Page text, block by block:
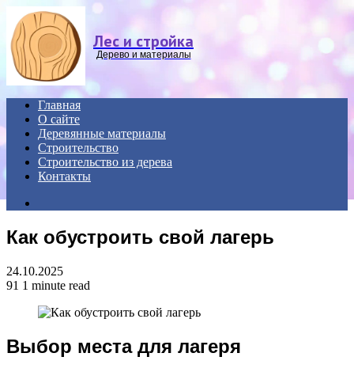
Лес и стройка
Дерево и материалы
Главная
О сайте
Деревянные материалы
Строительство
Строительство из дерева
Контакты
Как обустроить свой лагерь
24.10.2025
91 1 minute read
Выбор места для лагеря